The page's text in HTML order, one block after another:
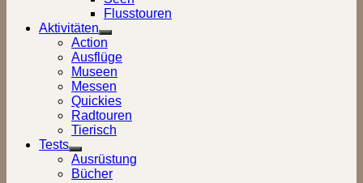
sub
menu
Flusstouren
Aktivitäten
Show
sub
menu
Action
Ausflüge
Museen
Messen
Quickies
Radtouren
Tierisch
Tests
Show
sub
Ausrüstung
Bücher